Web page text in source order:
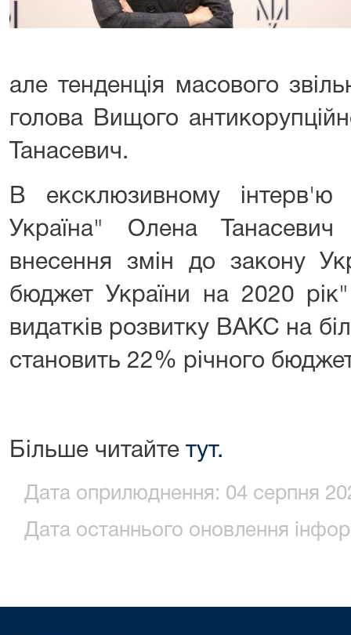
але тенденція масового
голова Вищого
Танасевич.
В ексклюзивному інтерв'ю
Україна" Олена
внесення змін до закону
бюджет України на 2020
видатків розвитку ВАКС на
становить 22% річного
Більше читайте тут.
Дата оприлюднення: 04 серпня
Дата останнього оновлення